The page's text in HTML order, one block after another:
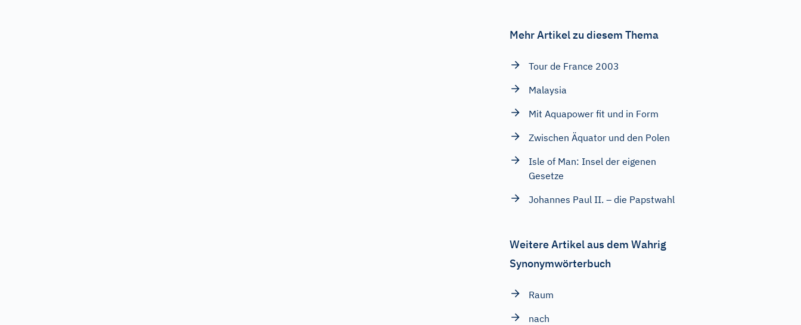
Mehr Artikel zu diesem Thema
Tour de France 2003
Malaysia
Mit Aquapower fit und in Form
Zwischen Äquator und den Polen
Isle of Man: Insel der eigenen
Gesetze
Johannes Paul II. – die Papstwahl
Weitere Artikel aus dem Wahrig
Synonymwörterbuch
Raum
nach